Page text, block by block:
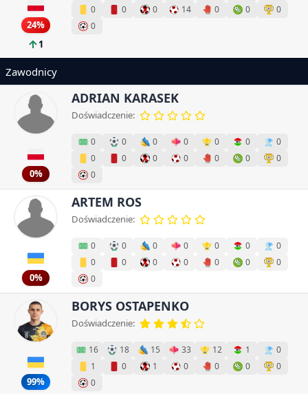
24%
1
0
0 0 14 0 0
0
0
Zawodnicy
0%
ADRIAN KARASEK
Doświadczenie:
0 0 0 0 0 0
0
0
0 0 0 0 0
0
0
0%
ARTEM ROS
Doświadczenie:
0 0 0 0 0 0
0
0
0 0 0 0 0
0
0
99%
BORYS OSTAPENKO
Doświadczenie:
16 18 15 33 12 1
0
1
0 1 0 0 0
0
0